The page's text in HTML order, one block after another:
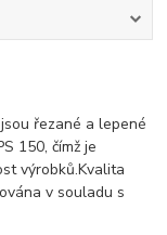
řezané a lepené
150, čímž je
výrobků.Kvalita
v souladu s